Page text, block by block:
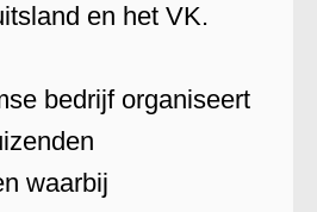
en het VK.
bedrijf organiseert
waarbij